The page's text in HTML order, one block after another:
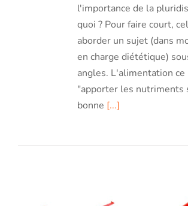
l'importance de la
quoi ? Pour faire court,
aborder un sujet (dans
en charge diététique)
angles. L'alimentation ce
"apporter les nutriments
bonne [...]